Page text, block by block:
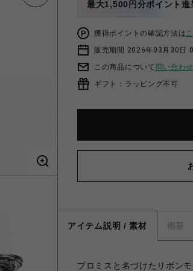
最大1,500円分ポイント進
獲得ポイントの確認方法は
販売期間 2026年03月30日
この商品について 問い合わ
ギフト：ラッピング不可
アイテム説明 / 素材 概要
プロミスと名づけたリボン